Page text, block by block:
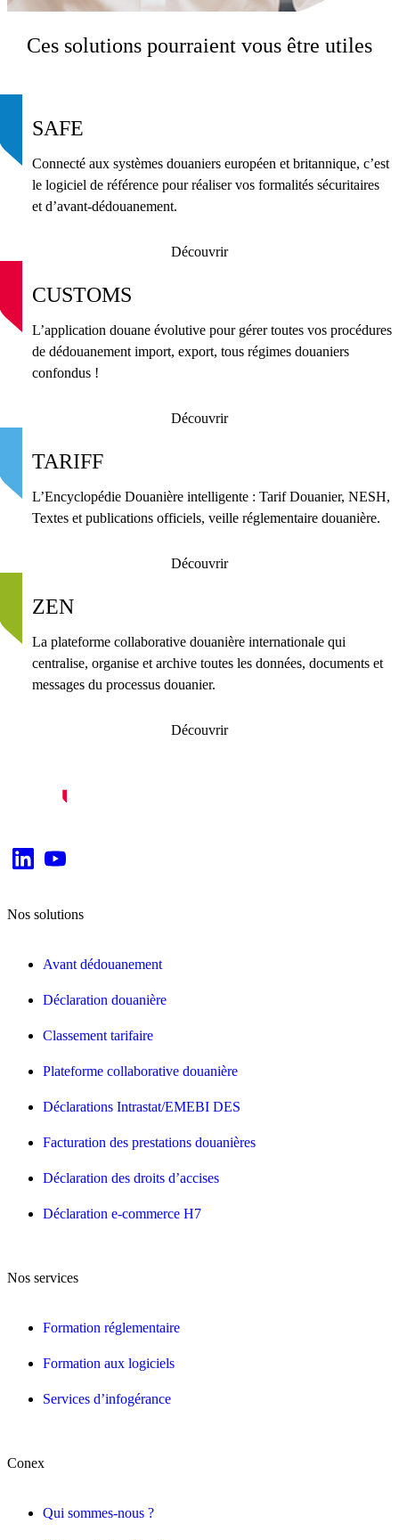
Ces solutions pourraient vous être utiles
SAFE
Connecté aux systèmes douaniers européen et britannique, c’est
le logiciel de référence pour réaliser vos formalités sécuritaires
et d’avant-dédouanement.
Découvrir
CUSTOMS
L’application douane évolutive pour gérer toutes vos procédures
de dédouanement import, export, tous régimes douaniers
confondus !
Découvrir
TARIFF
L’Encyclopédie Douanière intelligente : Tarif Douanier, NESH,
Textes et publications officiels, veille réglementaire douanière.
Découvrir
ZEN
La plateforme collaborative douanière internationale qui
centralise, organise et archive toutes les données, documents et
messages du processus douanier.
Découvrir
Nos solutions
Avant dédouanement
Déclaration douanière
Classement tarifaire
Plateforme collaborative douanière
Déclarations Intrastat/EMEBI DES
Facturation des prestations douanières
Déclaration des droits d’accises
Déclaration e-commerce H7
Nos services
Formation réglementaire
Formation aux logiciels
Services d’infogérance
Conex
Qui sommes-nous ?